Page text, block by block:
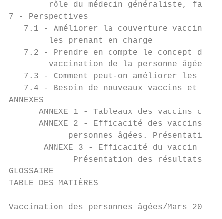
rôle du médecin généraliste,
7 - Perspectives
7.1 - Améliorer la couverture
les prenant en charge
7.2 - Prendre en compte le concept de
vaccination de la personne âgée
7.3 - Comment peut-on améliorer les
7.4 - Besoin de nouveaux vaccins et
ANNEXES
ANNEXE 1 - Tableaux des vaccins
ANNEXE 2 - Efficacité des vaccins
personnes âgées. Présentation
ANNEXE 3 - Efficacité du vaccin
Présentation des résultats
GLOSSAIRE
TABLE DES MATIÈRES
Vaccination des personnes âgées/